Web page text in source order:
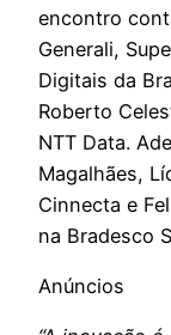
encontro
Generali,
Digitais da
Roberto
NTT Data.
Magalhães,
Cinnecta e
na Bradesco
Anúncios